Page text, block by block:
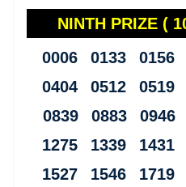
NINTH PRIZE
0006 0133 0156
0404 0512 0519
0839 0883 0946
1275 1339 1431
1527 1546 1719